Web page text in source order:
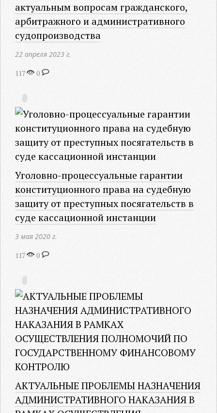
актуальным вопросам гражданского,
арбитражного и административного
судопроизводства
22 апреля 2023 г.
117 0
Уголовно-процессуальные гарантии
конституционного права на судебную
защиту от преступных посягательств в
суде кассационной инстанции
3 мая 2020 г.
117 0
АКТУАЛЬНЫЕ ПРОБЛЕМЫ НАЗНАЧЕНИЯ
АДМИНИСТРАТИВНОГО НАКАЗАНИЯ В